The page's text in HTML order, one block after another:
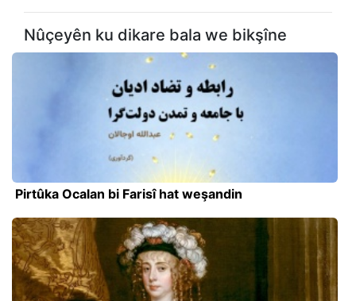
Nûçeyên ku dikare bala we bikşîne
Pirtûka Ocalan bi Farisî hat weşandin